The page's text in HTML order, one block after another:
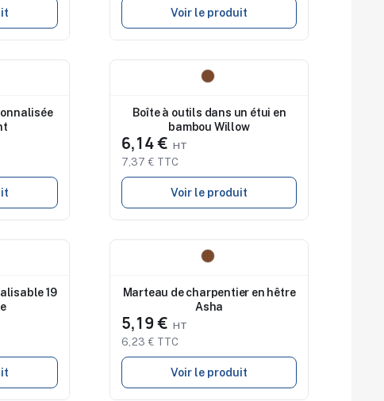
Voir le produit
Boîte à outils dans un étui en
bambou Willow
6,14 €
7,37 € TTC
Voir le produit
19
Marteau de charpentier en hêtre
Asha
5,19 €
6,23 € TTC
Voir le produit